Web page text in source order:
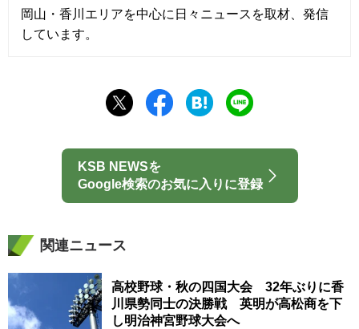
岡山・香川エリアを中心に日々ニュースを取材、発信
しています。
KSB NEWSを
Google検索のお気に入りに登録
関連ニュース
高校野球・秋の四国大会 32年ぶりに香
川県勢同士の決勝戦 英明が高松商を下
し明治神宮野球大会へ